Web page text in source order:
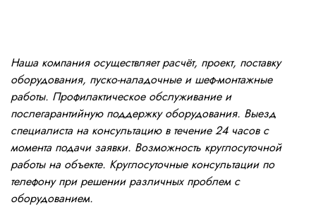
Наша компания осуществляет расчёт, проект, поставку
оборудования, пуско-наладочные и шеф-монтажные
работы. Профилактическое обслуживание и
послегарантийную поддержку оборудования. Выезд
специалиста на консультацию в течение 24 часов с
момента подачи заявки. Возможность круглосуточной
работы на объекте. Круглосуточные консультации по
телефону при решении различных проблем с
оборудованием.